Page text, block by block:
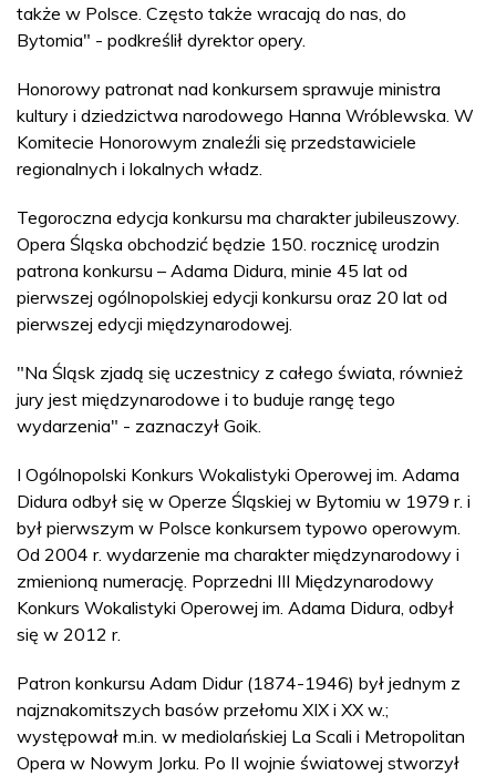
także w Polsce. Często także wracają do nas, do
Bytomia" - podkreślił dyrektor opery.
Honorowy patronat nad konkursem sprawuje ministra
kultury i dziedzictwa narodowego Hanna Wróblewska. W
Komitecie Honorowym znaleźli się przedstawiciele
regionalnych i lokalnych władz.
Tegoroczna edycja konkursu ma charakter jubileuszowy.
Opera Śląska obchodzić będzie 150. rocznicę urodzin
patrona konkursu – Adama Didura, minie 45 lat od
pierwszej ogólnopolskiej edycji konkursu oraz 20 lat od
pierwszej edycji międzynarodowej.
"Na Śląsk zjadą się uczestnicy z całego świata, również
jury jest międzynarodowe i to buduje rangę tego
wydarzenia" - zaznaczył Goik.
I Ogólnopolski Konkurs Wokalistyki Operowej im. Adama
Didura odbył się w Operze Śląskiej w Bytomiu w 1979 r. i
był pierwszym w Polsce konkursem typowo operowym.
Od 2004 r. wydarzenie ma charakter międzynarodowy i
zmienioną numerację. Poprzedni III Międzynarodowy
Konkurs Wokalistyki Operowej im. Adama Didura, odbył
się w 2012 r.
Patron konkursu Adam Didur (1874-1946) był jednym z
najznakomitszych basów przełomu XIX i XX w.;
występował m.in. w mediolańskiej La Scali i Metropolitan
Opera w Nowym Jorku. Po II wojnie światowej stworzył